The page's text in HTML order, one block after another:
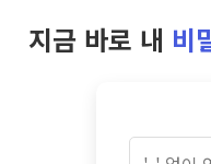
지금 바로 내 비